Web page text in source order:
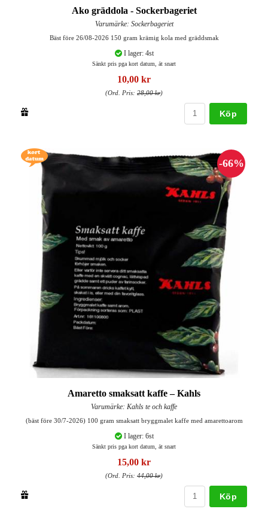
Ako gräddola - Sockerbageriet
Varumärke: Sockerbageriet
Bäst före 26/08-2026 150 gram krämig kola med gräddsmak
I lager: 4st
Sänkt pris pga kort datum, ät snart
10,00 kr
(Ord. Pris: 28,00 kr)
Köp
Amaretto smaksatt kaffe – Kahls
Varumärke: Kahls te och kaffe
(bäst före 30/7-2026) 100 gram smaksatt bryggmalet kaffe med amarettoarom
I lager: 6st
Sänkt pris pga kort datum, ät snart
15,00 kr
(Ord. Pris: 44,00 kr)
Köp